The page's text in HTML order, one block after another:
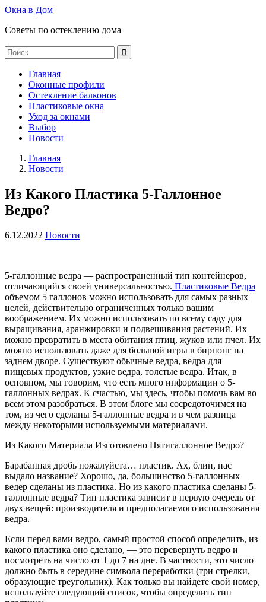
Окна в Дом
Советы по остеклению дома
Главная
Оконные профили
Остекление балконов
Пластиковые окна
Уход за окнами
Выбор
Новости
Главная
Новости
Из Какого Пластика 5-Галлонное
Ведро?
6.12.2022 Новости
5-галлонные ведра — распространенный тип контейнеров,
отличающийся своей универсальностью. Пластиковые Ведра
объемом 5 галлонов можно использовать для самых разных
целей, действительно ограниченных только вашим
воображением. Их можно использовать по всему саду для
выращивания, аранжировки и подвешивания растений. Их
можно превратить в места обитания птиц, жуков или пчел. Их
можно использовать даже для большой игры в бирпонг на
заднем дворе. Существуют обычные ведра, ведра для
пищевых продуктов, узкие ведра, толстые ведра. Итак, в
основном, мы говорим, что есть много информации о 5-
галлонных ведрах. К счастью, мы здесь, чтобы помочь вам во
всем этом разобраться. В этом блоге мы сосредоточимся на
том, из чего сделаны 5-галлонные ведра и в чем разница
между некоторыми используемыми материалами.
Из Какого Материала Изготовлено Пятигаллонное Ведро?
Барабанная дробь пожалуйста… пластик. Ах, блин, нас
выдало название? Хорошо, да, большинство 5-галлонных
ведер сделаны из пластика. Но из какого пластика сделаны 5-
галлонные ведра? Тип пластика зависит в первую очередь от
двух вещей: производителя и предполагаемого использования
ведра.
Если перед вами ведро, самый простой способ определить, из
какого пластика оно сделано, — это перевернуть ведро и
посмотреть на число от 1 до 7 на дне. В частности, это число
должно быть в середине символа переработки (три стрелки,
образующие треугольник). Как только вы найдете свой номер,
используйте следующий список, чтобы определить тип